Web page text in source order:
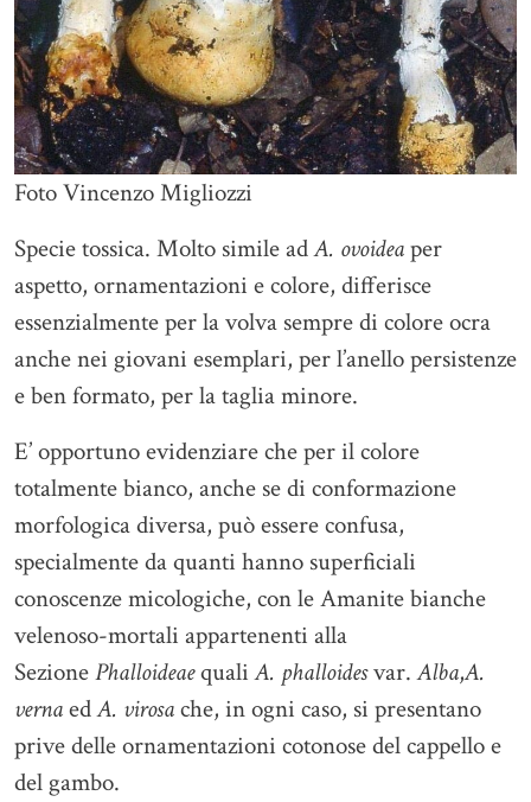
Foto Vincenzo Migliozzi
Specie tossica. Molto simile adA. ovoideaper
aspetto, ornamentazioni e colore, differisce
essenzialmente per la volva sempre di colore ocra
anche nei giovani esemplari, per l’anello persistenze
e ben formato, per la taglia minore.
E’ opportuno evidenziare che per il colore
totalmente bianco, anche se di conformazione
morfologica diversa, può essere confusa,
specialmente da quanti hanno superficiali
conoscenze micologiche, con le Amanite bianche
velenoso-mortali appartenenti alla
SezionePhalloideaequaliA. phalloidesvar.Alba,A.
vernaedA. virosache, in ogni caso, si presentano
prive delle ornamentazioni cotonose del cappello e
del gambo.